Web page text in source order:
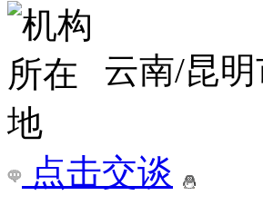
云南/昆
点击交谈